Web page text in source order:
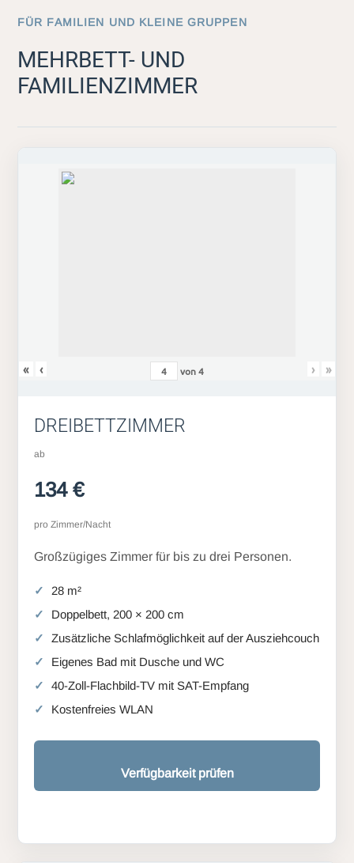
FÜR FAMILIEN UND KLEINE GRUPPEN
MEHRBETT- UND
FAMILIENZIMMER
« ‹ von4 › »
DREIBETTZIMMER
ab
134 €
pro Zimmer/Nacht
Großzügiges Zimmer für bis zu drei Personen.
28 m²
Doppelbett, 200 × 200 cm
Zusätzliche Schlafmöglichkeit auf der Ausziehcouch
Eigenes Bad mit Dusche und WC
40-Zoll-Flachbild-TV mit SAT-Empfang
Kostenfreies WLAN
Verfügbarkeit prüfen